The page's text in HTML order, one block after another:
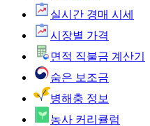
실시간 경매 시세
시장별 가격
면적 직불금 계산기
숨은 보조금
병해충 정보
농사 커리큘럼